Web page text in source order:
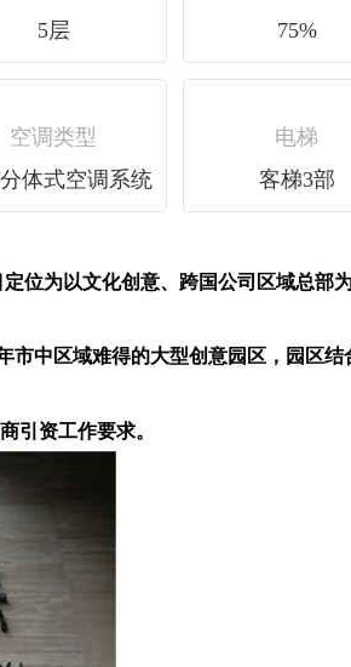
5层
75%
空调类型
体式空调系统
电梯
客梯3部
位为以文化创意、跨国公司区域总部
市中区域难得的大型创意园区，园区
引资工作要求。